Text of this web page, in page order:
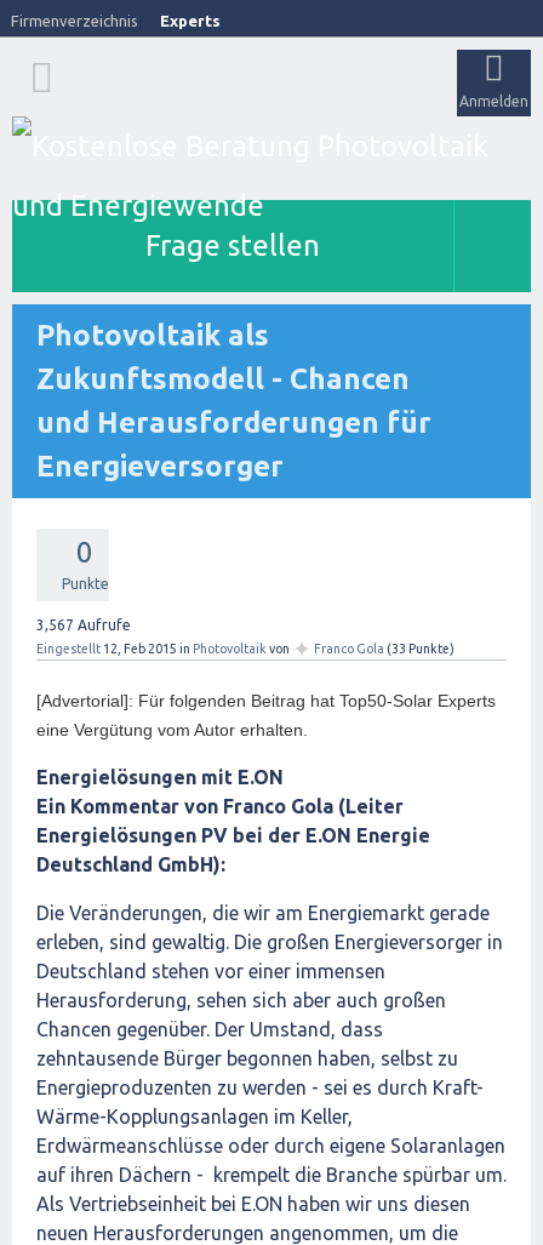
Firmenverzeichnis Experts
Anmelden
Frage stellen
Photovoltaik als
Zukunftsmodell - Chancen
und Herausforderungen für
Energieversorger
0
Punkte
3,567 Aufrufe
Eingestellt 12, Feb 2015 in Photovoltaik von ✦ Franco Gola (33 Punkte)
[Advertorial]: Für folgenden Beitrag hat Top50-Solar Experts
eine Vergütung vom Autor erhalten.
Energielösungen mit E.ON
Ein Kommentar von Franco Gola (Leiter
Energielösungen PV bei der E.ON Energie
Deutschland GmbH):
Die Veränderungen, die wir am Energiemarkt gerade
erleben, sind gewaltig. Die großen Energieversorger in
Deutschland stehen vor einer immensen
Herausforderung, sehen sich aber auch großen
Chancen gegenüber. Der Umstand, dass
zehntausende Bürger begonnen haben, selbst zu
Energieproduzenten zu werden - sei es durch Kraft-
Wärme-Kopplungsanlagen im Keller,
Erdwärmeanschlüsse oder durch eigene Solaranlagen
auf ihren Dächern - krempelt die Branche spürbar um.
Als Vertriebseinheit bei E.ON haben wir uns diesen
neuen Herausforderungen angenommen, um die